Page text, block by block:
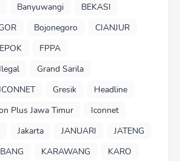
Banyuwangi
BEKASI
Bojonegoro
CIANJUR
FPPA
Grand Sarila
Gresik
Headline
Plus Jawa Timur
Iconnet
Jakarta JANUARI
JATENG
KARAWANG
KARO